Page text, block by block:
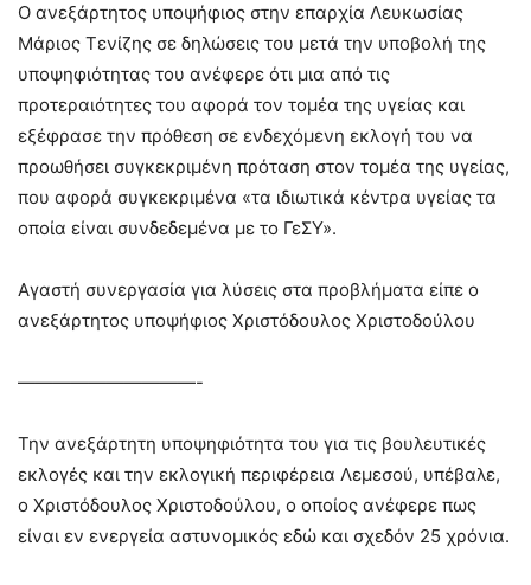
Ο ανεξάρτητος υποψήφιος στην επαρχία Λευκωσίας
Μάριος Τενίζης σε δηλώσεις του μετά την υποβολή της
υποψηφιότητας του ανέφερε ότι μια από τις
προτεραιότητες του αφορά τον τομέα της υγείας και
εξέφρασε την πρόθεση σε ενδεχόμενη εκλογή του να
προωθήσει συγκεκριμένη πρόταση στον τομέα της υγείας,
που αφορά συγκεκριμένα «τα ιδιωτικά κέντρα υγείας τα
οποία είναι συνδεδεμένα με το ΓεΣΥ».
Αγαστή συνεργασία για λύσεις στα προβλήματα είπε ο
ανεξάρτητος υποψήφιος Χριστόδουλος Χριστοδούλου
——————————-
Την ανεξάρτητη υποψηφιότητα του για τις βουλευτικές
εκλογές και την εκλογική περιφέρεια Λεμεσού, υπέβαλε,
ο Χριστόδουλος Χριστοδούλου, ο οποίος ανέφερε πως
είναι εν ενεργεία αστυνομικός εδώ και σχεδόν 25 χρόνια.